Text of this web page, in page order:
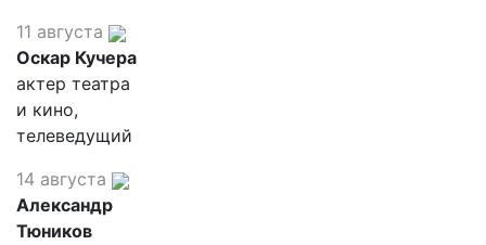
11 августа
Оскар Кучера
актер театра
и кино,
телеведущий
14 августа
Александр
Тюников